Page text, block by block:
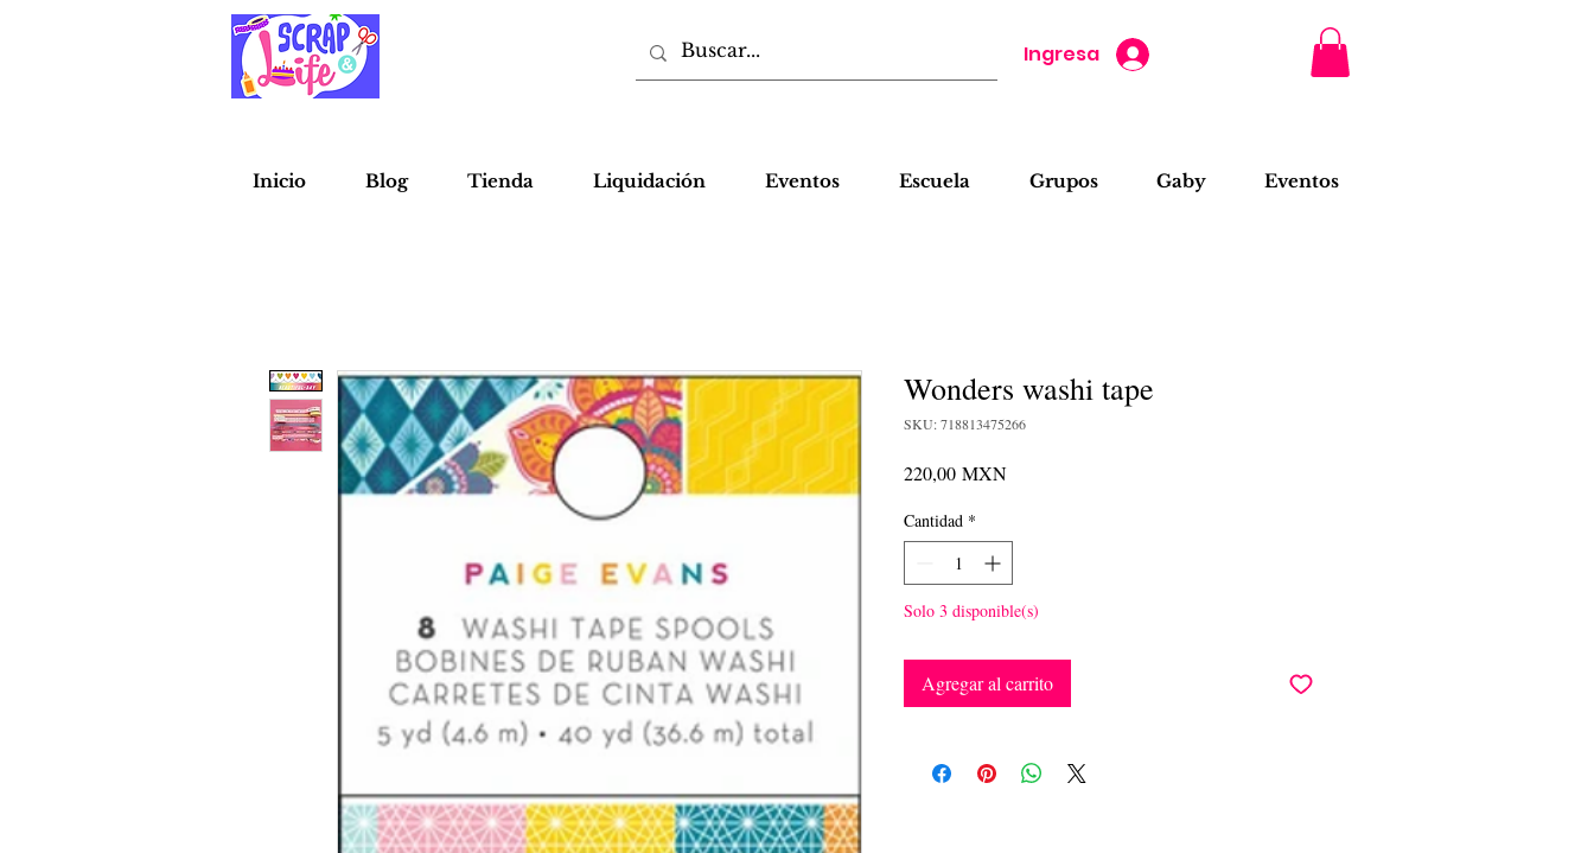
Ingresa
Inicio Blog Tienda Liquidación Eventos Escuela Grupos Gaby Eventos
Wonders washi tape
SKU: 718813475266
220,00 MXNPrecio
Cantidad *
Solo 3 disponible(s)
Agregar al carrito